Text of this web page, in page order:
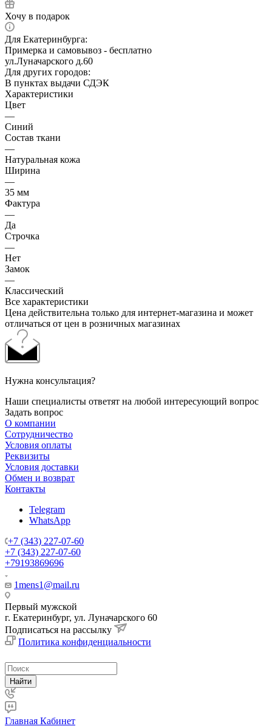
Хочу в подарок
Для Екатеринбурга:
Примерка и самовывоз - бесплатно
ул.Луначарского д.60
Для других городов:
В пунктах выдачи СДЭК
Характеристики
Цвет
—
Синий
Состав ткани
—
Натуральная кожа
Ширина
—
35 мм
Фактура
—
Да
Строчка
—
Нет
Замок
—
Классический
Все характеристики
Цена действительна только для интернет-магазина и может
отличаться от цен в розничных магазинах
Нужна консультация?
Наши специалисты ответят на любой интересующий вопрос
Задать вопрос
О компании
Сотрудничество
Условия оплаты
Реквизиты
Условия доставки
Обмен и возврат
Контакты
Telegram
WhatsApp
+7 (343) 227-07-60
+7 (343) 227-07-60
+79193869696
1mens1@mail.ru
Первый мужской
г. Екатеринбург, ул. Луначарского 60
Подписаться на рассылку
Политика конфиденциальности
Найти
Главная Кабинет